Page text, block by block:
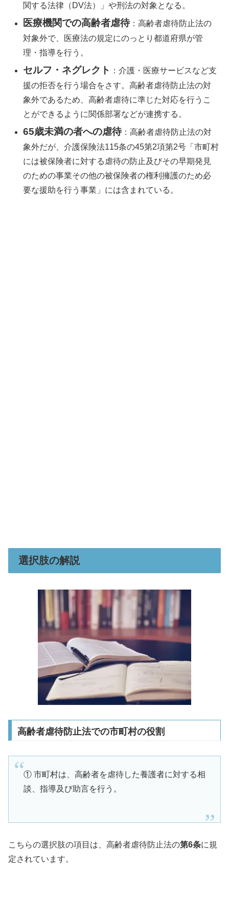
関する法律（DV法）」や刑法の対象となる。
医療機関での高齢者虐待 ：高齢者虐待防止法の
対象外で、医療法の規定にのっとり都道府県が管
理・指導を行う。
セルフ・ネグレクト ：介護・医療サービスなど支
援の拒否を行う場合をさす。高齢者虐待防止法の対
象外であるため、高齢者虐待に準じた対応を行うこ
とができるように関係部署などが連携する。
65歳未満の者への虐待 ：高齢者虐待防止法の対
象外だが、介護保険法115条の45第2項第2号「市町村
には被保険者に対する虐待の防止及びその早期発見
のための事業その他の被保険者の権利擁護のため必
要な援助を行う事業」には含まれている。
選択肢の解説
高齢者虐待防止法での市町村の役割
① 市町村は、高齢者を虐待した養護者に対する相
談、指導及び助言を行う。
こちらの選択肢の項目は、高齢者虐待防止法の第6条に規
定されています。